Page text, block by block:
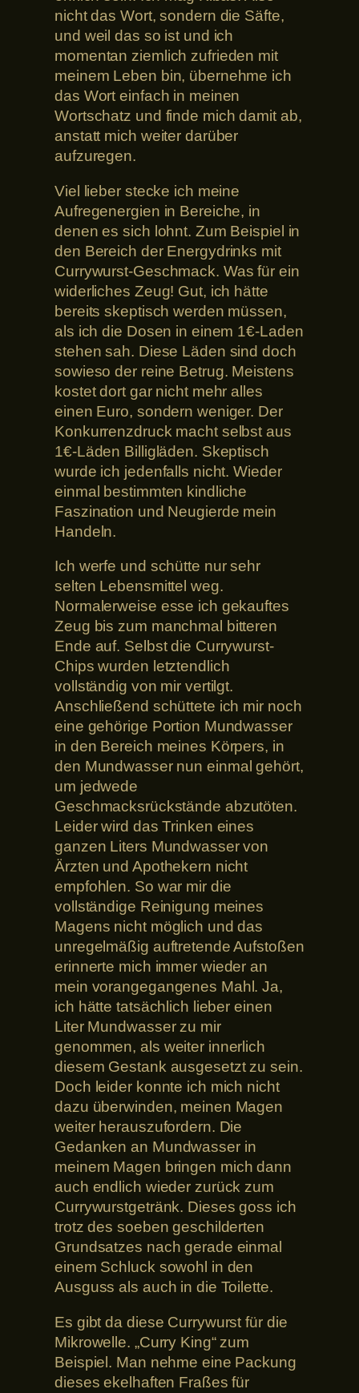
nicht das Wort, sondern die Säfte,
und weil das so ist und ich
momentan ziemlich zufrieden mit
meinem Leben bin, übernehme ich
das Wort einfach in meinen
Wortschatz und finde mich damit ab,
anstatt mich weiter darüber
aufzuregen.
Viel lieber stecke ich meine
Aufregenergien in Bereiche, in
denen es sich lohnt. Zum Beispiel in
den Bereich der Energydrinks mit
Currywurst-Geschmack. Was für ein
widerliches Zeug! Gut, ich hätte
bereits skeptisch werden müssen,
als ich die Dosen in einem 1€-Laden
stehen sah. Diese Läden sind doch
sowieso der reine Betrug. Meistens
kostet dort gar nicht mehr alles
einen Euro, sondern weniger. Der
Konkurrenzdruck macht selbst aus
1€-Läden Billigläden. Skeptisch
wurde ich jedenfalls nicht. Wieder
einmal bestimmten kindliche
Faszination und Neugierde mein
Handeln.
Ich werfe und schütte nur sehr
selten Lebensmittel weg.
Normalerweise esse ich gekauftes
Zeug bis zum manchmal bitteren
Ende auf. Selbst die Currywurst-
Chips wurden letztendlich
vollständig von mir vertilgt.
Anschließend schüttete ich mir noch
eine gehörige Portion Mundwasser
in den Bereich meines Körpers, in
den Mundwasser nun einmal gehört,
um jedwede
Geschmacksrückstände abzutöten.
Leider wird das Trinken eines
ganzen Liters Mundwasser von
Ärzten und Apothekern nicht
empfohlen. So war mir die
vollständige Reinigung meines
Magens nicht möglich und das
unregelmäßig auftretende Aufstoßen
erinnerte mich immer wieder an
mein vorangegangenes Mahl. Ja,
ich hätte tatsächlich lieber einen
Liter Mundwasser zu mir
genommen, als weiter innerlich
diesem Gestank ausgesetzt zu sein.
Doch leider konnte ich mich nicht
dazu überwinden, meinen Magen
weiter herauszufordern. Die
Gedanken an Mundwasser in
meinem Magen bringen mich dann
auch endlich wieder zurück zum
Currywurstgetränk. Dieses goss ich
trotz des soeben geschilderten
Grundsatzes nach gerade einmal
einem Schluck sowohl in den
Ausguss als auch in die Toilette.
Es gibt da diese Currywurst für die
Mikrowelle. „Curry King“ zum
Beispiel. Man nehme eine Packung
dieses ekelhaften Fraßes für